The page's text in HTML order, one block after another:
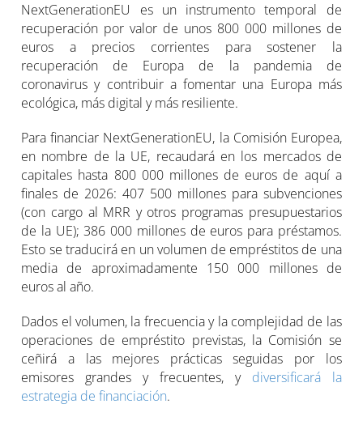
NextGenerationEU es un instrumento temporal de
recuperación por valor de unos 800 000 millones de
euros a precios corrientes para sostener la
recuperación de Europa de la pandemia de
coronavirus y contribuir a fomentar una Europa más
ecológica, más digital y más resiliente.
Para financiar NextGenerationEU, la Comisión Europea,
en nombre de la UE, recaudará en los mercados de
capitales hasta 800 000 millones de euros de aquí a
finales de 2026: 407 500 millones para subvenciones
(con cargo al MRR y otros programas presupuestarios
de la UE); 386 000 millones de euros para préstamos.
Esto se traducirá en un volumen de empréstitos de una
media de aproximadamente 150 000 millones de
euros al año.
Dados el volumen, la frecuencia y la complejidad de las
operaciones de empréstito previstas, la Comisión se
ceñirá a las mejores prácticas seguidas por los
emisores grandes y frecuentes, y diversificará la
estrategia de financiación.